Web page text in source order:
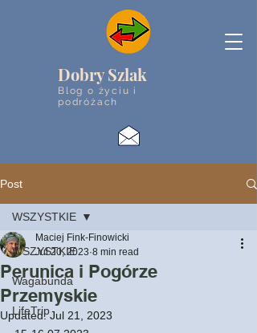
Dobry Szlak
Blog o życiu i
podróżach
Post
WSZYSTKIE
Wagabunda
LifeTrip
WSZYSTKIE
Perunica i Pogórze
Przemyskie
Maciej Fink-Finowicki
Jul 20, 2023 8 min read
Updated:Jul 21, 2023